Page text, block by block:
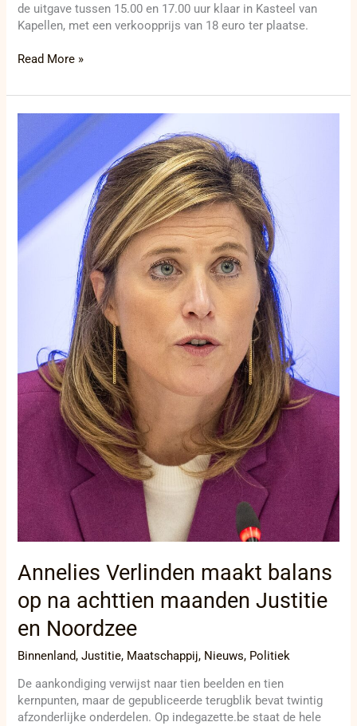
de uitgave tussen 15.00 en 17.00 uur klaar in Kasteel van
Kapellen, met een verkoopprijs van 18 euro ter plaatse.
Read More »
Annelies Verlinden maakt balans
op na achttien maanden Justitie
en Noordzee
Binnenland,Justitie, Maatschappij, Nieuws, Politiek
De aankondiging verwijst naar tien beelden en tien
kernpunten, maar de gepubliceerde terugblik bevat twintig
afzonderlijke onderdelen. Op indegazette.be staat de hele
Annelies
Verlinden
maakt
balans
op
achttien
maanden